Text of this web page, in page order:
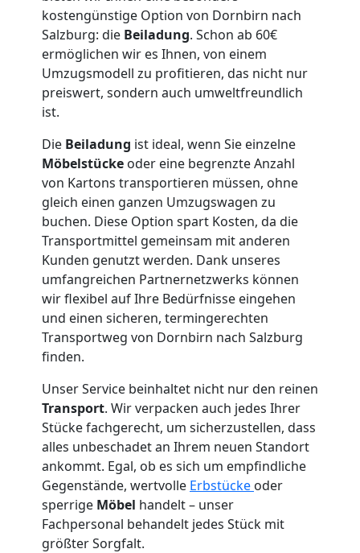
kostengünstige Option von Dornbirn nach
Salzburg: die Beiladung. Schon ab 60€
ermöglichen wir es Ihnen, von einem
Umzugsmodell zu profitieren, das nicht nur
preiswert, sondern auch umweltfreundlich
ist.
Die Beiladung ist ideal, wenn Sie einzelne
Möbelstücke oder eine begrenzte Anzahl
von Kartons transportieren müssen, ohne
gleich einen ganzen Umzugswagen zu
buchen. Diese Option spart Kosten, da die
Transportmittel gemeinsam mit anderen
Kunden genutzt werden. Dank unseres
umfangreichen Partnernetzwerks können
wir flexibel auf Ihre Bedürfnisse eingehen
und einen sicheren, termingerechten
Transportweg von Dornbirn nach Salzburg
finden.
Unser Service beinhaltet nicht nur den reinen
Transport. Wir verpacken auch jedes Ihrer
Stücke fachgerecht, um sicherzustellen, dass
alles unbeschadet an Ihrem neuen Standort
ankommt. Egal, ob es sich um empfindliche
Gegenstände, wertvolle Erbstücke oder
sperrige Möbel handelt – unser
Fachpersonal behandelt jedes Stück mit
größter Sorgfalt.
Möbellift
Dornbirn
Übersiedlung
Dornbirn
Klaviertransport
Dornbirn
Privatumzug
Dornbirn
Tresortransport
Dornbirn